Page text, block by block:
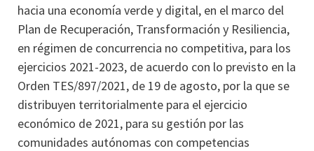
hacia una economía verde y digital, en el marco del
Plan de Recuperación, Transformación y Resiliencia,
en régimen de concurrencia no competitiva, para los
ejercicios 2021-2023, de acuerdo con lo previsto en la
Orden TES/897/2021, de 19 de agosto, por la que se
distribuyen territorialmente para el ejercicio
económico de 2021, para su gestión por las
comunidades autónomas con competencias